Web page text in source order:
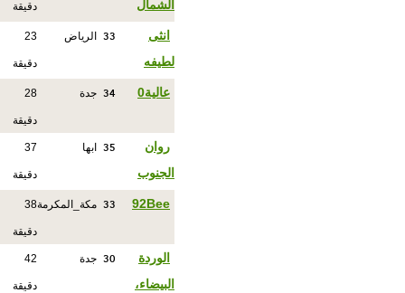
الشمال
دقيقة
انثى
لطيفه
33 الرياض 23
دقيقة
عالية0 34 جدة 28
دقيقة
روان
الجنوب
35 ابها 37
دقيقة
92Bee
33 مكة_المكرمة38
دقيقة
الوردة
البيضاء،
30 جدة 42
دقيقة